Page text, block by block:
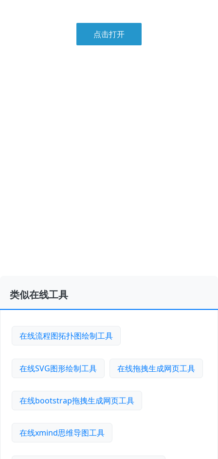
点击打开
类似在线工具
在线流程图拓扑图绘制工具
在线SVG图形绘制工具 在线拖拽生成网页工具
在线bootstrap拖拽生成网页工具
在线xmind思维导图工具